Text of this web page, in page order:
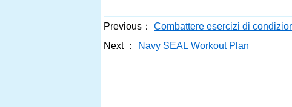
Previous：
Combattere esercizi di
Next ：
Navy SEAL Workout Plan